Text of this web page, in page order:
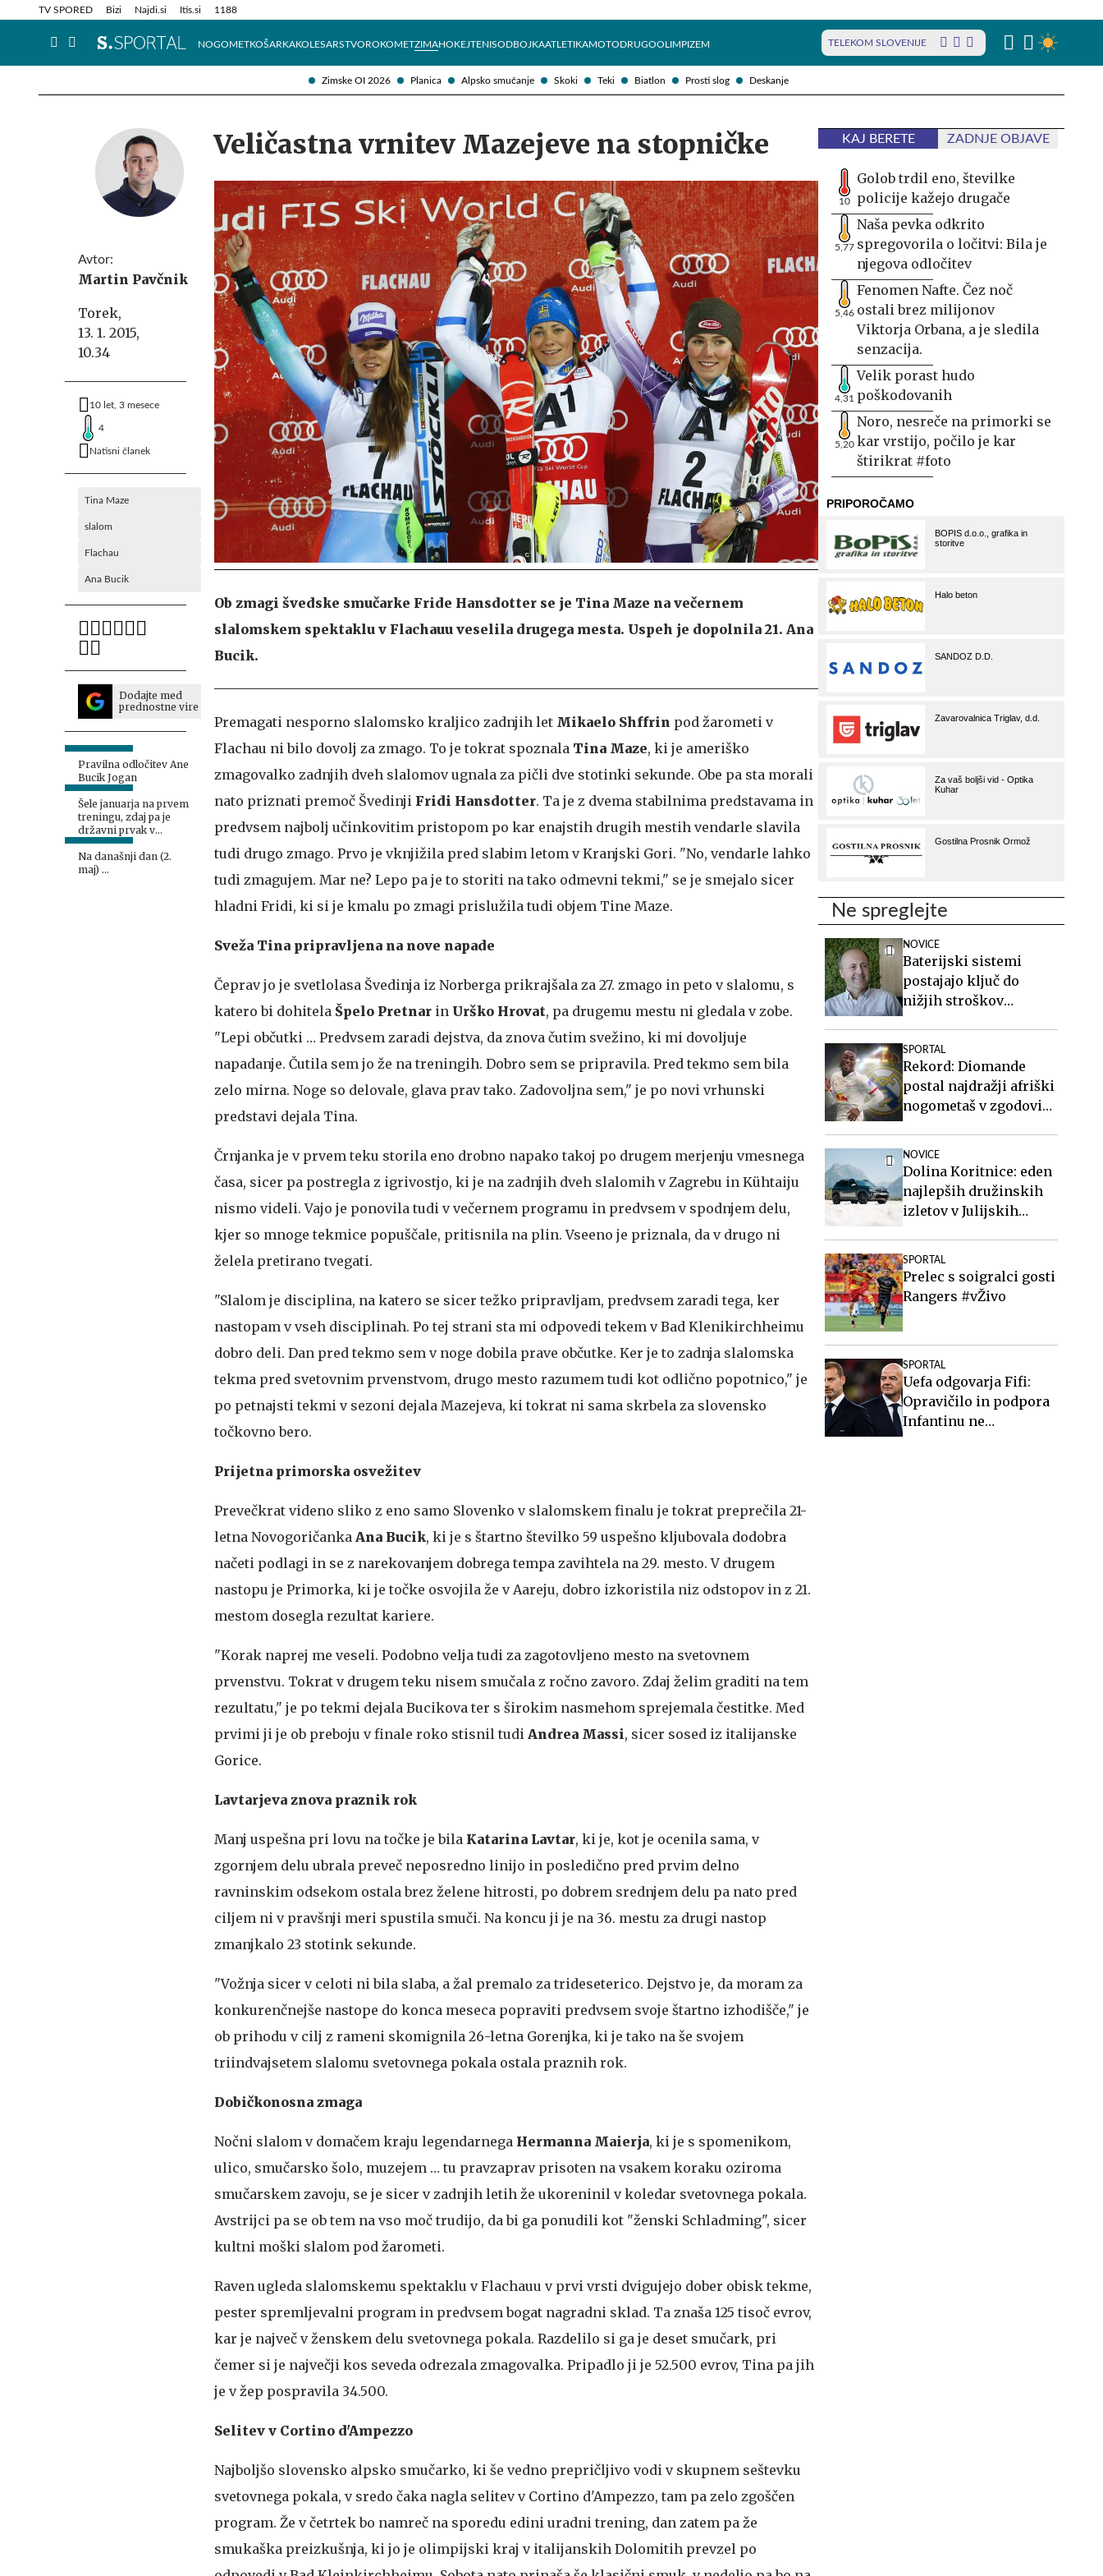
Zimske OI 2026 Planica Alpsko smučanje Skoki Teki Biatlon Prosti slog Deskanje
TV SPORED Bizi Najdi.si Itis.si 1188
NOGOMETKOŠARKAKOLESARSTVOROKOMETZIMAHOKEJTENISODBOJKAATLETIKAMOTODRUGOOLIMPIZEM TELEKOM SLOVENIJE
Info in obvestila Tehnik
Avtor:
Martin Pavčnik
Torek,
13. 1. 2015,
10.34
10 let, 3 mesece
4
Natisni članek
Tina Maze
slalom
Flachau
Ana Bucik
Dodajte med
prednostne vire
Pravilna odločitev Ane
Bucik Jogan
Šele januarja na prvem
treningu, zdaj pa je
državni prvak v
slalomu
Na današnji dan (2.
maj) ...
Veličastna vrnitev Mazejeve na stopničke
Ob zmagi švedske smučarke Fride Hansdotter se je Tina Maze na večernem
slalomskem spektaklu v Flachauu veselila drugega mesta. Uspeh je dopolnila 21. Ana
Bucik.
Premagati nesporno slalomsko kraljico zadnjih let Mikaelo Shffrin pod žarometi v
Flachau ni bilo dovolj za zmago. To je tokrat spoznala Tina Maze, ki je ameriško
zmagovalko zadnjih dveh slalomov ugnala za pičli dve stotinki sekunde. Obe pa sta morali
nato priznati premoč Švedinji Fridi Hansdotter. Ta je z dvema stabilnima predstavama in
predvsem najbolj učinkovitim pristopom po kar enajstih drugih mestih vendarle slavila
tudi drugo zmago. Prvo je vknjižila pred slabim letom v Kranjski Gori. "No, vendarle lahko
tudi zmagujem. Mar ne? Lepo pa je to storiti na tako odmevni tekmi," se je smejalo sicer
hladni Fridi, ki si je kmalu po zmagi prislužila tudi objem Tine Maze.
Sveža Tina pripravljena na nove napade
Čeprav jo je svetlolasa Švedinja iz Norberga prikrajšala za 27. zmago in peto v slalomu, s
katero bi dohitela Špelo Pretnar in Urško Hrovat, pa drugemu mestu ni gledala v zobe.
"Lepi občutki … Predvsem zaradi dejstva, da znova čutim svežino, ki mi dovoljuje
napadanje. Čutila sem jo že na treningih. Dobro sem se pripravila. Pred tekmo sem bila
zelo mirna. Noge so delovale, glava prav tako. Zadovoljna sem," je po novi vrhunski
predstavi dejala Tina.
Črnjanka je v prvem teku storila eno drobno napako takoj po drugem merjenju vmesnega
časa, sicer pa postregla z igrivostjo, ki je na zadnjih dveh slalomih v Zagrebu in Kühtaiju
nismo videli. Vajo je ponovila tudi v večernem programu in predvsem v spodnjem delu,
kjer so mnoge tekmice popuščale, pritisnila na plin. Vseeno je priznala, da v drugo ni
želela pretirano tvegati.
"Slalom je disciplina, na katero se sicer težko pripravljam, predvsem zaradi tega, ker
nastopam v vseh disciplinah. Po tej strani sta mi odpovedi tekem v Bad Klenikirchheimu
dobro deli. Dan pred tekmo sem v noge dobila prave občutke. Ker je to zadnja slalomska
tekma pred svetovnim prvenstvom, drugo mesto razumem tudi kot odlično popotnico," je
po petnajsti tekmi v sezoni dejala Mazejeva, ki tokrat ni sama skrbela za slovensko
točkovno bero.
Prijetna primorska osvežitev
Prevečkrat videno sliko z eno samo Slovenko v slalomskem finalu je tokrat preprečila 21-
letna Novogoričanka Ana Bucik, ki je s štartno številko 59 uspešno kljubovala dodobra
načeti podlagi in se z narekovanjem dobrega tempa zavihtela na 29. mesto. V drugem
nastopu je Primorka, ki je točke osvojila že v Aareju, dobro izkoristila niz odstopov in z 21.
mestom dosegla rezultat kariere.
"Korak naprej me veseli. Podobno velja tudi za zagotovljeno mesto na svetovnem
prvenstvu. Tokrat v drugem teku nisem smučala z ročno zavoro. Zdaj želim graditi na tem
rezultatu," je po tekmi dejala Bucikova ter s širokim nasmehom sprejemala čestitke. Med
prvimi ji je ob preboju v finale roko stisnil tudi Andrea Massi, sicer sosed iz italijanske
Gorice.
Lavtarjeva znova praznik rok
Manj uspešna pri lovu na točke je bila Katarina Lavtar, ki je, kot je ocenila sama, v
zgornjem delu ubrala preveč neposredno linijo in posledično pred prvim delno
ravninskim odsekom ostala brez želene hitrosti, po dobrem srednjem delu pa nato pred
ciljem ni v pravšnji meri spustila smuči. Na koncu ji je na 36. mestu za drugi nastop
zmanjkalo 23 stotink sekunde.
"Vožnja sicer v celoti ni bila slaba, a žal premalo za trideseterico. Dejstvo je, da moram za
konkurenčnejše nastope do konca meseca popraviti predvsem svoje štartno izhodišče," je
ob prihodu v cilj z rameni skomignila 26-letna Gorenjka, ki je tako na še svojem
triindvajsetem slalomu svetovnega pokala ostala praznih rok.
Dobičkonosna zmaga
Nočni slalom v domačem kraju legendarnega Hermanna Maierja, ki je s spomenikom,
ulico, smučarsko šolo, muzejem … tu pravzaprav prisoten na vsakem koraku oziroma
smučarskem zavoju, se je sicer v zadnjih letih že ukoreninil v koledar svetovnega pokala.
Avstrijci pa se ob tem na vso moč trudijo, da bi ga ponudili kot "ženski Schladming", sicer
kultni moški slalom pod žarometi.
Raven ugleda slalomskemu spektaklu v Flachauu v prvi vrsti dvigujejo dober obisk tekme,
pester spremljevalni program in predvsem bogat nagradni sklad. Ta znaša 125 tisoč evrov,
kar je največ v ženskem delu svetovnega pokala. Razdelilo si ga je deset smučark, pri
čemer si je največji kos seveda odrezala zmagovalka. Pripadlo ji je 52.500 evrov, Tina pa jih
je v žep pospravila 34.500.
Selitev v Cortino d'Ampezzo
Najboljšo slovensko alpsko smučarko, ki še vedno prepričljivo vodi v skupnem seštevku
svetovnega pokala, v sredo čaka nagla selitev v Cortino d'Ampezzo, tam pa zelo zgoščen
program. Že v četrtek bo namreč na sporedu edini uradni trening, dan zatem pa že
smukaška preizkušnja, ki jo je olimpijski kraj v italijanskih Dolomitih prevzel po
KAJ BERETE ZADNJE OBJAVE
10
Golob trdil eno, številke
policije kažejo drugače
5,77
Naša pevka odkrito
spregovorila o ločitvi: Bila je
njegova odločitev
5,46
Fenomen Nafte. Čez noč
ostali brez milijonov
Viktorja Orbana, a je sledila
senzacija.
4,31
Velik porast hudo
poškodovanih
5,20
Noro, nesreče na primorki se
kar vrstijo, počilo je kar
štirikrat #foto
Ne spreglejte
NOVICE
Baterijski sistemi
postajajo ključ do
nižjih stroškov
SPORTAL
Rekord: Diomande
postal najdražji afriški
nogometaš v zgodovini
NOVICE
Dolina Koritnice: eden
najlepših družinskih
izletov v Julijskih
SPORTAL
Prelec s soigralci gosti
Rangers #vŽivo
SPORTAL
Uefa odgovarja Fifi:
Opravičilo in podpora
Infantinu ne